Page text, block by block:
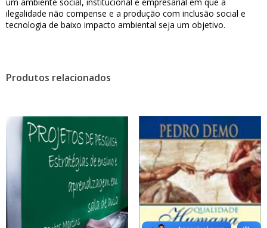
um ambiente social, institucional e empresarial em que a
ilegalidade não compense e a produção com inclusão social e
tecnologia de baixo impacto ambiental seja um objetivo.
Produtos relacionados